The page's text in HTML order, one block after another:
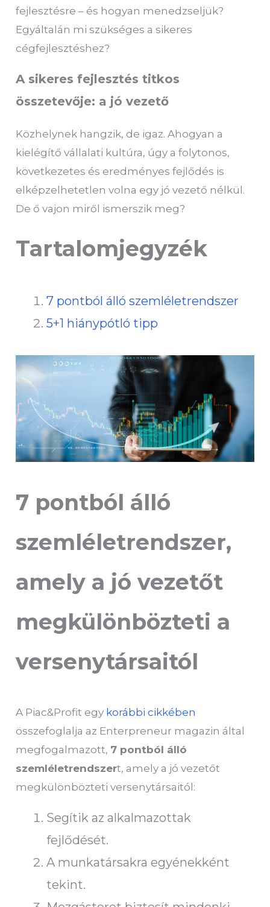
fejlesztésre – és hogyan menedzseljük?
Egyáltalán mi szükséges a sikeres
cégfejlesztéshez?
A sikeres fejlesztés titkos
összetevője: a jó vezető
Közhelynek hangzik, de igaz. Ahogyan a
kielégítő vállalati kultúra, úgy a folytonos,
következetes és eredményes fejlődés is
elképzelhetetlen volna egy jó vezető nélkül.
De ő vajon miről ismerszik meg?
Tartalomjegyzék
7 pontból álló szemléletrendszer
5+1 hiánypótló tipp
7 pontból álló
szemléletrendszer,
amely a jó vezetőt
megkülönbözteti a
versenytársaitól
A Piac&Profit egy korábbi cikkében
összefoglalja az Enterpreneur magazin által
megfogalmazott, 7 pontból álló
szemléletrendszert, amely a jó vezetőt
megkülönbözteti versenytársaitól:
Segítik az alkalmazottak
fejlődését.
A munkatársakra egyénekként
tekint.